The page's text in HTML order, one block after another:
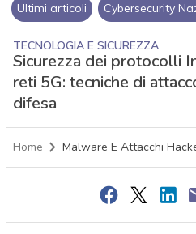
Ultimi articoli Cybersecurity
TECNOLOGIA E SICUREZZA
Sicurezza dei protocolli
reti 5G: tecniche di
difesa
Home Malware E Attacchi